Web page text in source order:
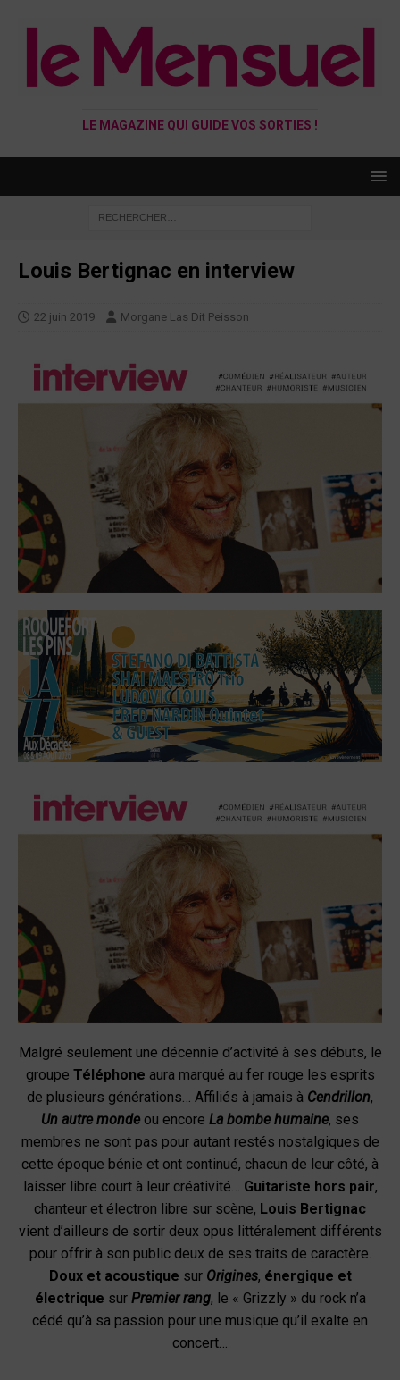
LE MAGAZINE QUI GUIDE VOS SORTIES !
Louis Bertignac en interview
22 juin 2019 Morgane Las Dit Peisson
Malgré seulement une décennie d’activité à ses débuts, le
groupe Téléphone aura marqué au fer rouge les esprits
de plusieurs générations… Affiliés à jamais à Cendrillon,
Un autre monde ou encore La bombe humaine, ses
membres ne sont pas pour autant restés nostalgiques de
cette époque bénie et ont continué, chacun de leur côté, à
laisser libre court à leur créativité… Guitariste hors pair,
chanteur et électron libre sur scène, Louis Bertignac
vient d’ailleurs de sortir deux opus littéralement différents
pour offrir à son public deux de ses traits de caractère.
Doux et acoustique sur Origines, énergique et
électrique sur Premier rang, le « Grizzly » du rock n’a
cédé qu’à sa passion pour une musique qu’il exalte en
concert…